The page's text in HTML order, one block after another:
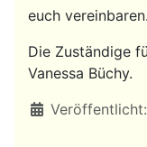
euch vereinbaren.
Die Zuständige
Vanessa Büchy.
Details